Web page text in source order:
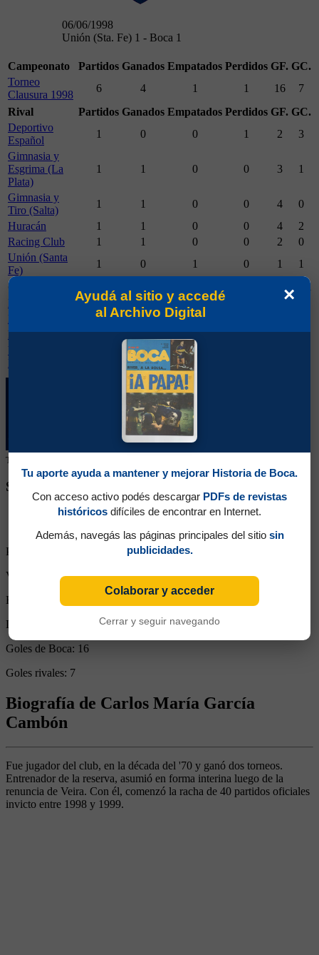
06/06/1998
Unión (Sta. Fe) 1 - Boca 1
Campeonato Partidos Ganados Empatados Perdidos GF. GC.
Torneo
Clausura 1998
6 4 1 1 16
7
Rival
Partidos Ganados Empatados Perdidos GF. GC.
Deportivo
Español
1 0 0 1 2
3
Gimnasia y
Esgrima (La
Plata)
1 1 0 0 3 1
Gimnasia y
Tiro (Salta)
1 1 0 0 4
0
Huracán
1 1 0 0 4
2
Racing Club
1 1 0 0 2
0
Unión (Santa
Fe)
1 0 1 0 1
1
GF. GC.
3 2 0
1 1 0
Racing Club
1 1 0 0 2
0
Unión (Santa
0 1
Tu colaboración ayuda a mantener este archivo histórico en línea
SEGUINOS EN REDES SOCIALES
Partidos Dirigidos:
Victorias de Boca:4
Empates:
Derrotas:
Goles de Boca: 16
Goles rivales: 7
Biografía de Carlos María García
Cambón
Fue jugador del club, en la década del '70 y ganó dos torneos.
Entrenador de la reserva, asumió en forma interina luego de la
renuncia de Veira. Con él, comenzó la racha de 40 partidos oficiales
invicto entre 1998 y 1999.
×
Ayudá al sitio y accedé
al Archivo Digital
Tu aporte ayuda a mantener y mejorar Historia de Boca.
Con acceso activo podés descargar PDFs de revistas
históricos difíciles de encontrar en Internet.
Además, navegás las páginas principales del sitio sin
publicidades.
Colaborar y acceder
Cerrar y seguir navegando